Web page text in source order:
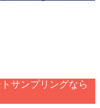
サンプリングなら